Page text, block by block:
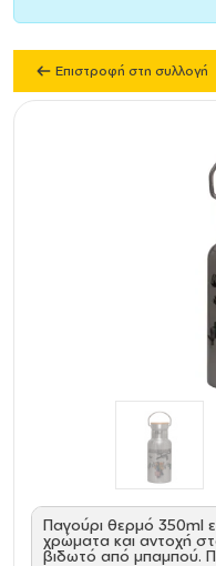
Επιστροφή στη συλλογή
Παγούρι θερμό 350ml
χρώματα και αντοχή
βιδωτό από μπαμπού.